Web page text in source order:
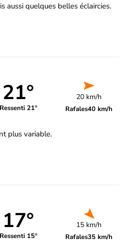
aussi quelques belles éclaircies.
21°
Ressenti 21°
20 km/h
Rafales40 km/h
plus variable.
17°
Ressenti 15°
15 km/h
Rafales35 km/h